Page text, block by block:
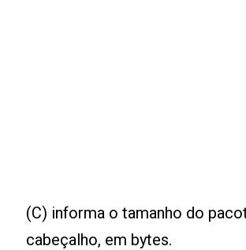
(C) informa o tamanho do
cabeçalho, em bytes.